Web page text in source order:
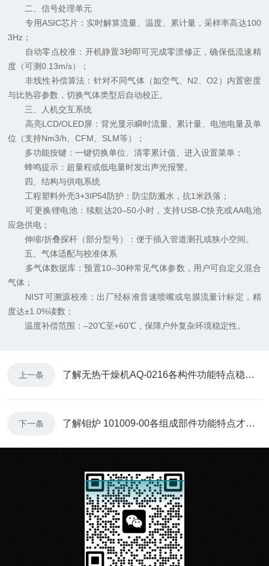
二、信号处理单元
专用ASIC芯片：实时解算流量、温度、累计量，采样率高达100
3Hz；
自动零点校准：开机静置3秒即可完成零漂修正，确保低流速精
度（可测0.13m/s）；
非线性补偿算法：针对不同气体（如空气、N2、O2）内置密度
与比热容参数，切换气体类型后自动校正。
三、人机交互系统
高亮LCD/OLED屏：背光显示瞬时流量、累计量、电池电量及单
位（支持Nm3/h、CFM、SLM等）；
多功能按键：一键切换单位、清零累计值、进入设置菜单；
蜂鸣提示：超量程或低电量时发出声光报警。
四、结构与供电系统
工程塑料外壳3+3IP54防护：防尘防溅水，抗1米跌落；
可更换锂电池：续航达20–50小时，支持USB-C快充或AA电池
应急供电；
伸缩/折叠探杆（部分型号）：便于插入管道测孔或狭小空间。
五、气体适配与校准体系
多气体数据库：预置10–30种常见气体参数，用户可自定义混合
气体；
NIST可溯源校准：出厂经标准音速喷嘴或皂膜流量计标定，精
度达±1.0%读数；
温度补偿范围：–20℃至+60℃，保障户外复杂环境稳定性。
上一条 了解无热干燥机AQ-0216各构件功能特点稳定输出低露点干燥空气
下一条 了解钼炉 101009-00各组成部件功能特点才能更好的使用它